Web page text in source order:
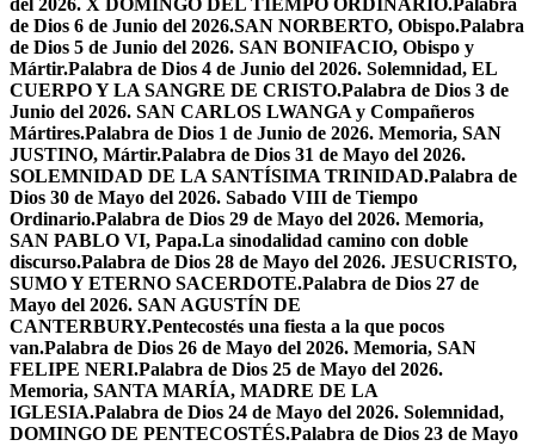
del 2026. X DOMINGO DEL TIEMPO ORDINARIO.Palabra
de Dios 6 de Junio del 2026.SAN NORBERTO, Obispo.Palabra
de Dios 5 de Junio del 2026. SAN BONIFACIO, Obispo y
Mártir.Palabra de Dios 4 de Junio del 2026. Solemnidad, EL
CUERPO Y LA SANGRE DE CRISTO.Palabra de Dios 3 de
Junio del 2026. SAN CARLOS LWANGA y Compañeros
Mártires.Palabra de Dios 1 de Junio de 2026. Memoria, SAN
JUSTINO, Mártir.Palabra de Dios 31 de Mayo del 2026.
SOLEMNIDAD DE LA SANTÍSIMA TRINIDAD.Palabra de
Dios 30 de Mayo del 2026. Sabado VIII de Tiempo
Ordinario.Palabra de Dios 29 de Mayo del 2026. Memoria,
SAN PABLO VI, Papa.La sinodalidad camino con doble
discurso.Palabra de Dios 28 de Mayo del 2026. JESUCRISTO,
SUMO Y ETERNO SACERDOTE.Palabra de Dios 27 de
Mayo del 2026. SAN AGUSTÍN DE
CANTERBURY.Pentecostés una fiesta a la que pocos
van.Palabra de Dios 26 de Mayo del 2026. Memoria, SAN
FELIPE NERI.Palabra de Dios 25 de Mayo del 2026.
Memoria, SANTA MARÍA, MADRE DE LA
IGLESIA.Palabra de Dios 24 de Mayo del 2026. Solemnidad,
DOMINGO DE PENTECOSTÉS.Palabra de Dios 23 de Mayo